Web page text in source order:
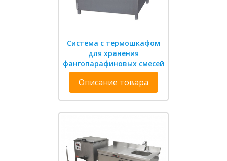
Система с термошкафом
для хранения
фангопарафиновых смесей
Описание товара